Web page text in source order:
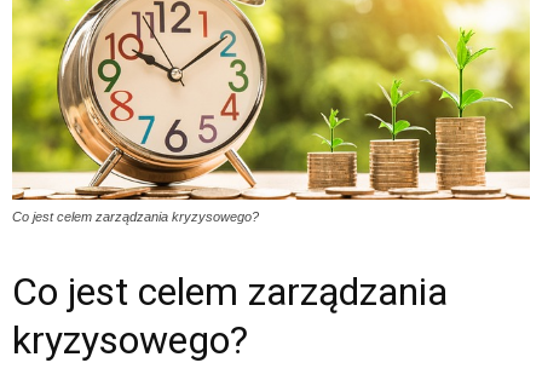
Co jest celem zarządzania kryzysowego?
Co jest celem zarządzania
kryzysowego?